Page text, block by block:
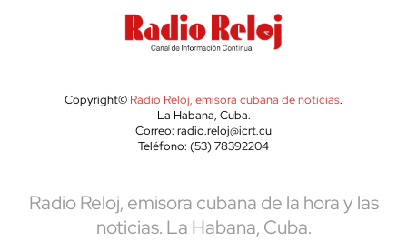
Copyright© Radio Reloj, emisora cubana de noticias.
La Habana, Cuba.
Correo: radio.reloj@icrt.cu
Teléfono: (53) 78392204
Radio Reloj, emisora cubana de la hora y las
noticias. La Habana, Cuba.